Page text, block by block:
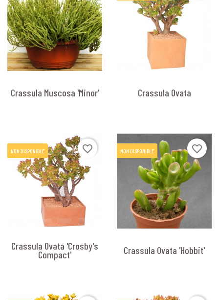
Crassula Muscosa 'Minor' Crassula Ovata
NON DISPONIBLE favorite_border
Crassula Ovata 'Crosby's
Compact'
NON DISPONIBLE favorite_border
Crassula Ovata 'Hobbit'